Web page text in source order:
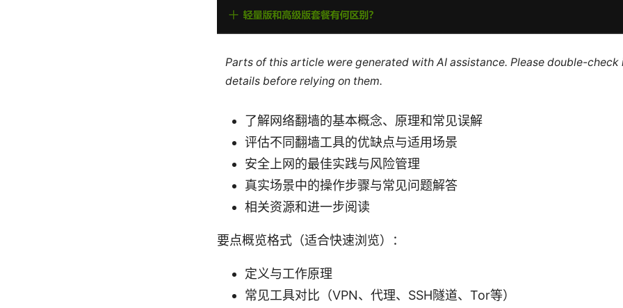
Parts of this article were generated with AI assistance. Please double-
details before relying on them.
了解网络翻墙的基本概念、原理和常见误解
评估不同翻墙工具的优缺点与适用场景
安全上网的最佳实践与风险管理
真实场景中的操作步骤与常见问题解答
相关资源和进一步阅读
要点概览格式（适合快速浏览）：
定义与工作原理
常见工具对比（VPN、代理、SSH隧道、Tor等）